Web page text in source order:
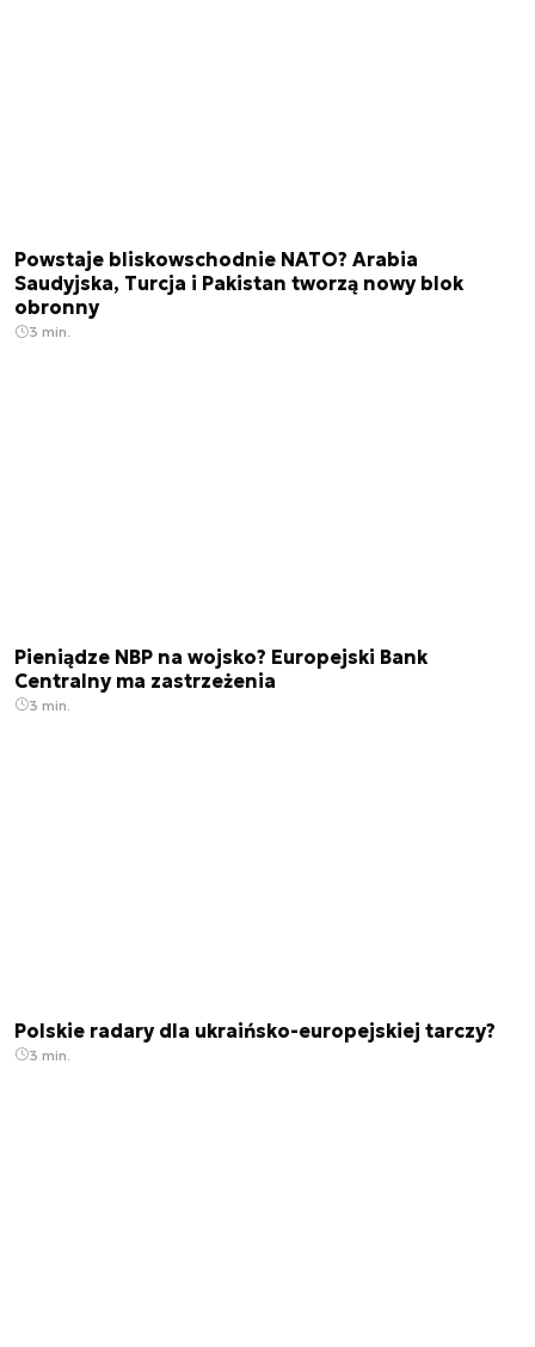
Powstaje bliskowschodnie NATO? Arabia
Saudyjska, Turcja i Pakistan tworzą nowy blok
obronny
3 min.
Pieniądze NBP na wojsko? Europejski Bank
Centralny ma zastrzeżenia
3 min.
Polskie radary dla ukraińsko-europejskiej tarczy?
3 min.